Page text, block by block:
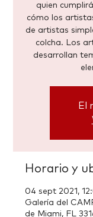
quien
cómo los
de artistas
colcha. Los
desarrollan
El
Horario y
04 sept 2021,
Galería del
de Miami, FL